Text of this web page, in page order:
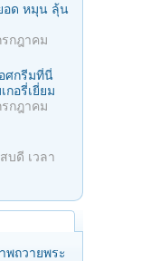
อด หมุน ลุ้น
รกฎาคม
ศกรีมที่นี่
กอรี่เยี่ยม
รกฎาคม
บดี เวลา
พถวายพระ